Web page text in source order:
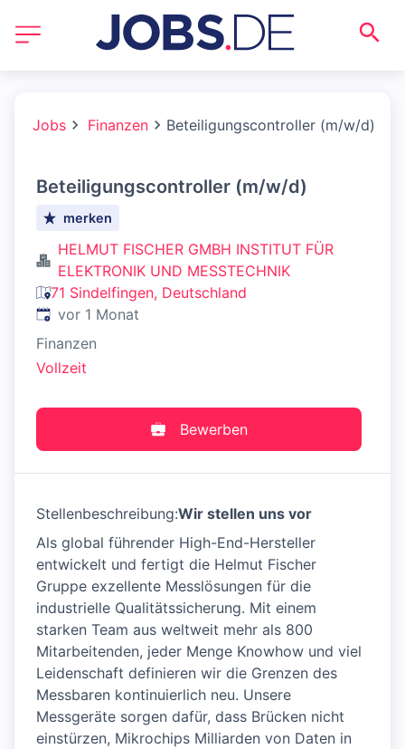
Jobs Finanzen Beteiligungscontroller (m/w/d)
Beteiligungscontroller (m/w/d)
merken
HELMUT FISCHER GMBH INSTITUT FÜR
ELEKTRONIK UND MESSTECHNIK
71 Sindelfingen, Deutschland
Veröffentlicht:
vor 1 Monat
Finanzen
Vollzeit
Bewerben
Stellenbeschreibung:Wir stellen uns vor
Als global führender High-End-Hersteller
entwickelt und fertigt die Helmut Fischer
Gruppe exzellente Messlösungen für die
industrielle Qualitätssicherung. Mit einem
starken Team aus weltweit mehr als 800
Mitarbeitenden, jeder Menge Knowhow und viel
Leidenschaft definieren wir die Grenzen des
Messbaren kontinuierlich neu. Unsere
Messgeräte sorgen dafür, dass Brücken nicht
einstürzen, Mikrochips Milliarden von Daten in